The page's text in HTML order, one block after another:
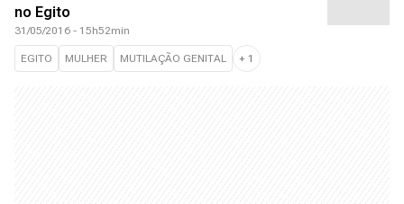
no Egito
31/05/2016 - 15h52min
EGITO MULHER MUTILAÇÃO GENITAL + 1